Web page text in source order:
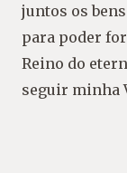
juntos os
para poder
Reino do
seguir minha